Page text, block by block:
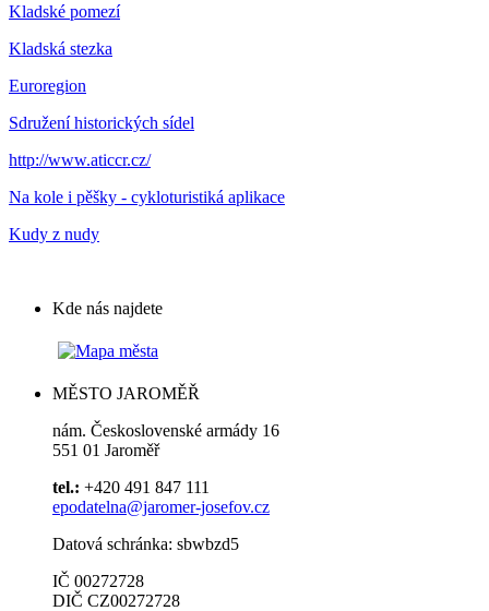
Kladské pomezí
Kladská stezka
Euroregion
Sdružení historických sídel
http://www.aticcr.cz/
Na kole i pěšky - cykloturistiká aplikace
Kudy z nudy
Kde nás najdete
MĚSTO JAROMĚŘ
nám. Československé armády 16
551 01 Jaroměř
tel.: +420 491 847 111
epodatelna@jaromer-josefov.cz
Datová schránka: sbwbzd5
IČ 00272728
DIČ CZ00272728